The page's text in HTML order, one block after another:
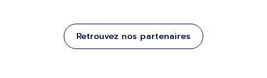
Retrouvez nos partenaires